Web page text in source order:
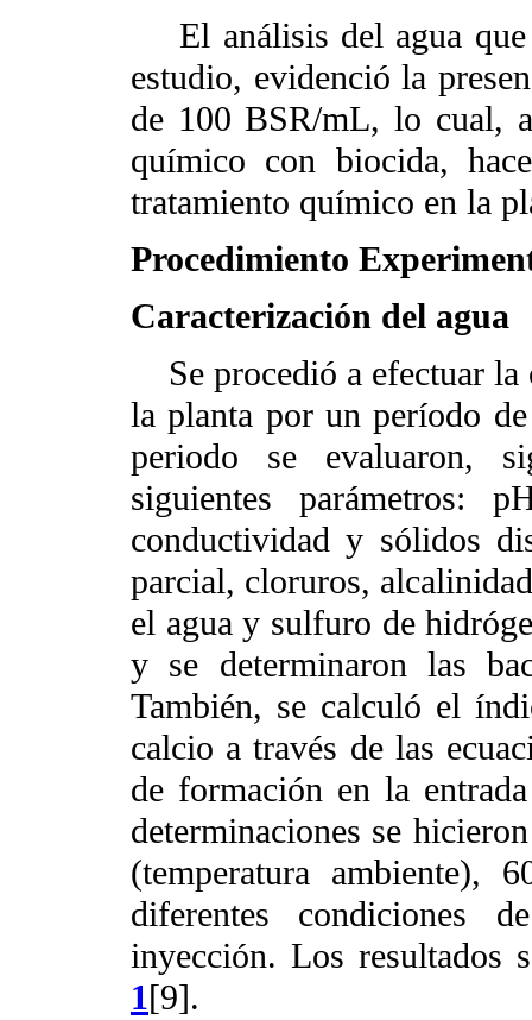
El análisis del agua que
estudio, evidenció la
de 100 BSR/mL, lo cual,
químico con biocida,
tratamiento químico en la
Procedimiento
Caracterización del agua
Se procedió a efectuar la
la planta por un período
periodo se evaluaron,
siguientes parámetros:
conductividad y sólidos
parcial, cloruros,
el agua y sulfuro de
y se determinaron las
También, se calculó el
calcio a través de las
de formación en la
determinaciones se
(temperatura ambiente),
diferentes condiciones
inyección. Los resultados
1[9].